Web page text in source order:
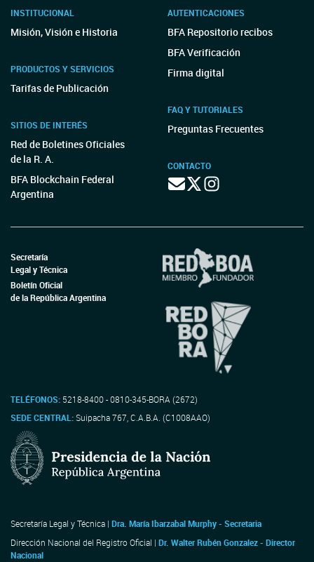
INSTITUCIONAL
Misión, Visión e Historia
PRODUCTOS Y SERVICIOS
Tarifas de Publicación
SITIOS DE INTERÉS
Red de Boletines Oficiales
de la R. A.
BFA Blockchain Federal
Argentina
AUTENTICACIONES
BFA Repositorio recibos
BFA Verificación
Firma digital
FAQ Y TUTORIALES
Preguntas Frecuentes
CONTACTO
Secretaría
Legal y Técnica
Boletín Oficial
de la República Argentina
TELÉFONOS: 5218-8400 - 0810-345-BORA (2672)
SEDE CENTRAL:Suipacha 767, C.A.B.A. (C1008AAO)
Secretaría Legal y Técnica | Dra. María Ibarzabal Murphy - Secretaria
Dirección Nacional del Registro Oficial | Dr. Walter Rubén Gonzalez - Director
Nacional